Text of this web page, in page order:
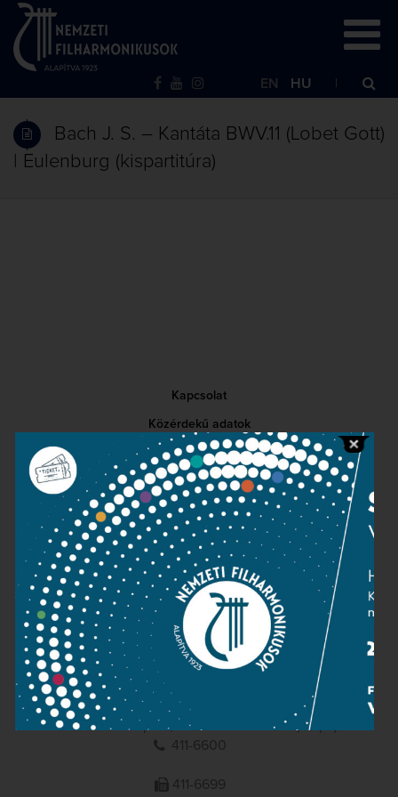
EN HU
Bach J. S. – Kantáta BWV.11 (Lobet Gott)
| Eulenburg (kispartitúra)
Kapcsolat
Közérdekű adatok
Sajtószoba
Adatvédelem
Impresszum
NEMZETI
FILHARMONIKUSOK
1095 Budapest, Komor Marcell u. 1. (Müpa)
411-6600
411-6699